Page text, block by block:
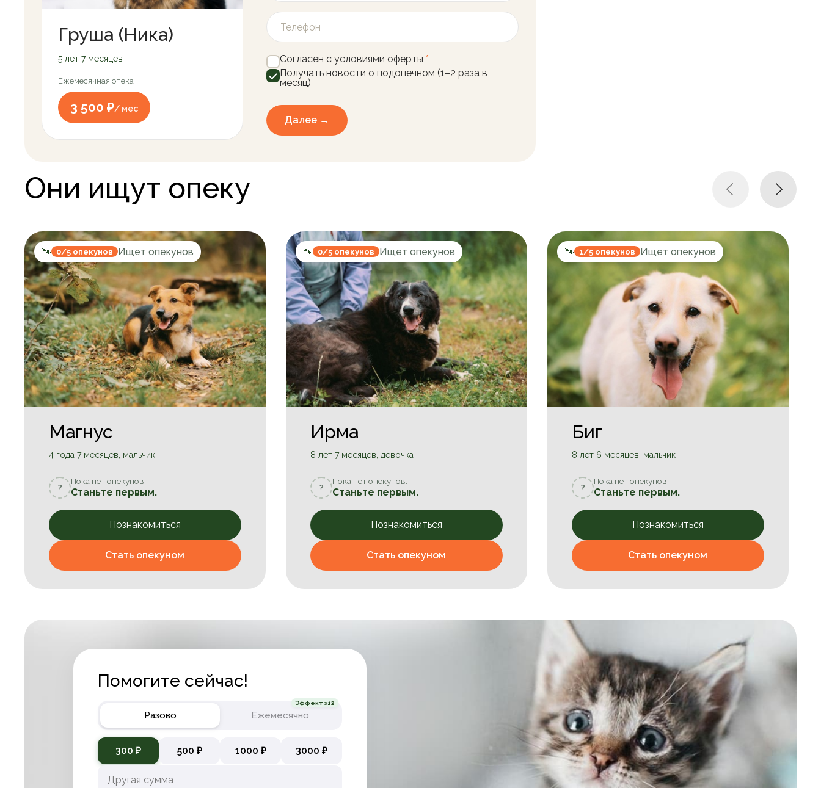
Груша (Ника)
5 лет 7 месяцев
Ежемесячная опека
3 500 ₽/ мес
Телефон
Согласен с условиями оферты *
Получать новости о подопечном (1–2 раза в
месяц)
Далее →
Они ищут опеку
🐾 0/5 опекунов Ищет опекунов
Магнус
4 года 7 месяцев, мальчик
?
Пока нет опекунов.
Станьте первым.
Познакомиться
Стать опекуном
🐾 0/5 опекунов Ищет опекунов
Ирма
8 лет 7 месяцев, девочка
?
Пока нет опекунов.
Станьте первым.
Познакомиться
Стать опекуном
🐾 1/5 опекунов Ищет опекунов
Биг
8 лет 6 месяцев, мальчик
?
Пока нет опекунов.
Станьте первым.
Познакомиться
Стать опекуном
Помогите сейчас!
Разово Ежемесячно
Эффект x12
300 ₽ 500 ₽ 1000 ₽ 3000 ₽